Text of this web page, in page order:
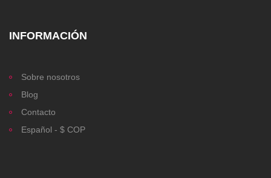
INFORMACIÓN
Sobre nosotros
Blog
Contacto
Español - $ COP